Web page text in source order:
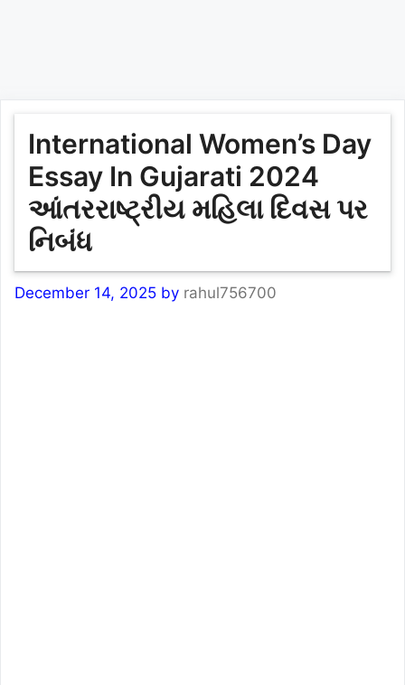
International Women’s Day
Essay In Gujarati 2024
આંતરરાષ્ટ્રીય મહિલા દિવસ પર
નિબંધ
December 14, 2025 by rahul756700